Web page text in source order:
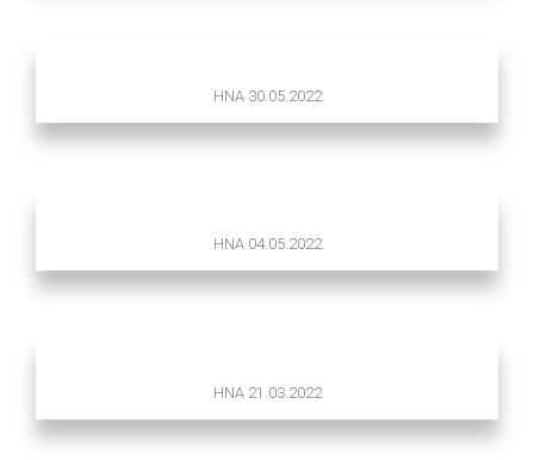
HNA 30.05.2022
HNA 04.05.2022
HNA 21.03.2022